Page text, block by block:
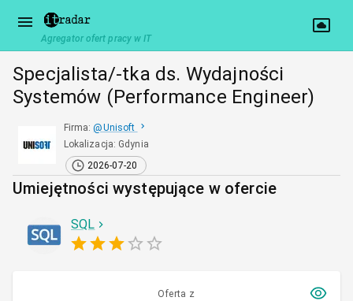
Agregator ofert pracy w IT
Specjalista/-tka ds. Wydajności
Systemów (Performance Engineer)
Firma: @Unisoft
Lokalizacja: Gdynia
2026-07-20
Umiejętności występujące w ofercie
SQL
Oferta z